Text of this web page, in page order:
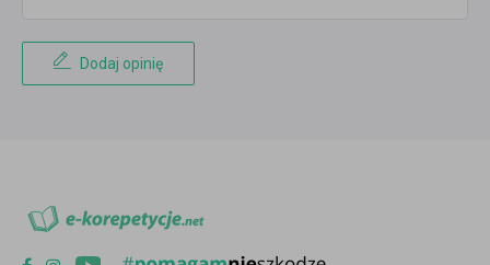
Dodaj opinię